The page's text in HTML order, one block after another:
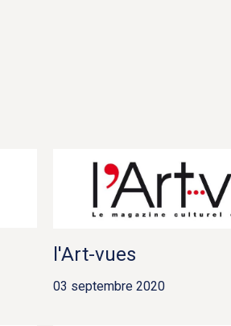
l'Art-vues
03 septembre 2020